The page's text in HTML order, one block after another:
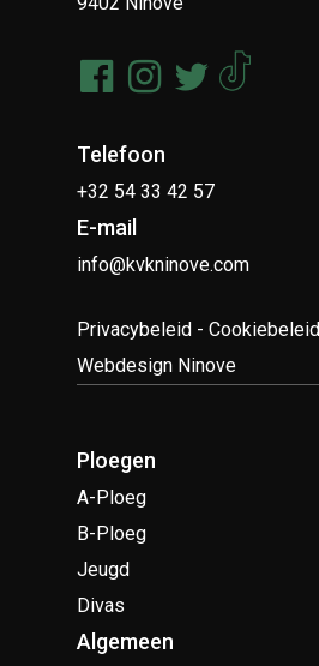
Telefoon
+32 54 33 42 57
E-mail
info@kvkninove.com
Privacybeleid -Cookiebeleid
Webdesign Ninove
Ploegen
A-Ploeg
B-Ploeg
Jeugd
Divas
Algemeen